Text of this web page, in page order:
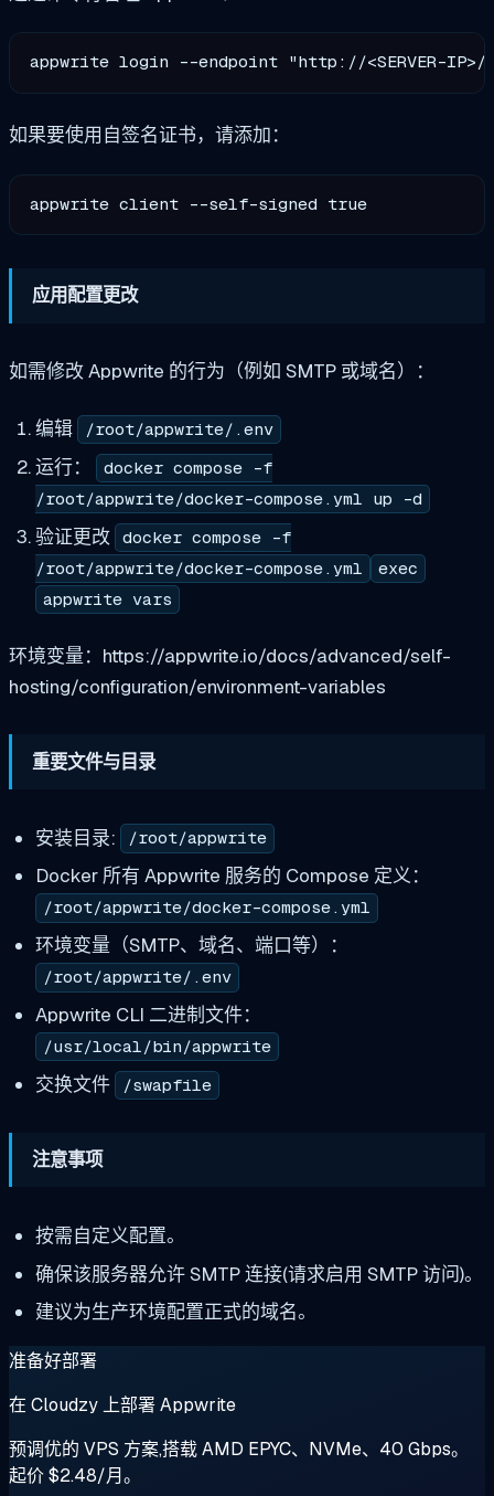
如果要使用自签名证书，请添加：
应用配置更改
如需修改 Appwrite 的行为（例如 SMTP 或域名）：
编辑 /root/appwrite/.env
运行：
docker compose -f
/root/appwrite/docker-compose.yml up -d
验证更改 docker compose -f
/root/appwrite/docker-compose.yml
exec
appwrite vars
环境变量：https://appwrite.io/docs/advanced/self-
hosting/configuration/environment-variables
重要文件与目录
安装目录: /root/appwrite
Docker 所有 Appwrite 服务的 Compose 定义：
/root/appwrite/docker-compose.yml
环境变量（SMTP、域名、端口等）：
/root/appwrite/.env
Appwrite CLI 二进制文件：
/usr/local/bin/appwrite
交换文件 /swapfile
注意事项
按需自定义配置。
确保该服务器允许 SMTP 连接(请求启用 SMTP 访问)。
建议为生产环境配置正式的域名。
准备好部署
在 Cloudzy 上部署 Appwrite
预调优的 VPS 方案,搭载 AMD EPYC、NVMe、40 Gbps。
起价 $2.48/月。